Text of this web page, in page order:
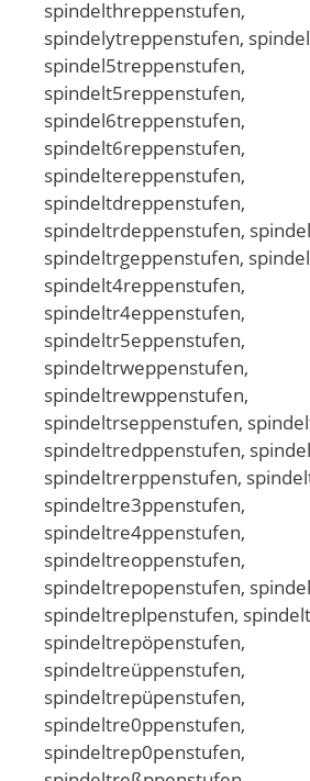
spindelthreppenstufen,
spindelytreppenstufen,
spindel5treppenstufen,
spindelt5reppenstufen,
spindel6treppenstufen,
spindelt6reppenstufen,
spindeltereppenstufen,
spindeltdreppenstufen,
spindeltrdeppenstufen,
spindeltrgeppenstufen,
spindelt4reppenstufen,
spindeltr4eppenstufen,
spindeltr5eppenstufen,
spindeltrweppenstufen,
spindeltrewppenstufen,
spindeltrseppenstufen,
spindeltredppenstufen,
spindeltrerppenstufen,
spindeltre3ppenstufen,
spindeltre4ppenstufen,
spindeltreoppenstufen,
spindeltrepopenstufen,
spindeltreplpenstufen,
spindeltrepöpenstufen,
spindeltreüppenstufen,
spindeltrepüpenstufen,
spindeltre0ppenstufen,
spindeltrep0penstufen,